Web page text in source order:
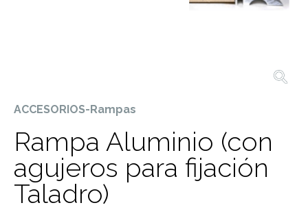
ACCESORIOS-Rampas
Rampa Aluminio (con
agujeros para fijación
Taladro)